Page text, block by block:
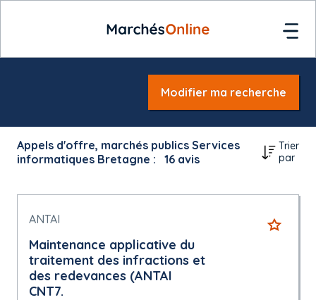
Modifier ma recherche
Appels d'offre, marchés publics Services
informatiques Bretagne :
16 avis
Trier
par
ANTAI
Maintenance applicative du
traitement des infractions et
des redevances (ANTAI
CNT7.